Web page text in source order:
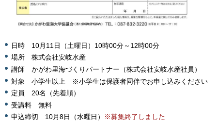
日時 10月11日（土曜日）10時00分～12時00分
場所 株式会社安岐水産
講師 かがわ里海づくりパートナー（株式会社安岐水産社員）
対象 小学生以上 ※小学生は保護者同伴でお申し込みください
定員 20名（先着順）
受講料 無料
申込締切 10月8日（水曜日）
※募集終了しました